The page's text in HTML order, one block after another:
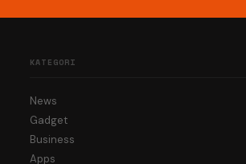
KATEGORI
News
Gadget
Business
Apps